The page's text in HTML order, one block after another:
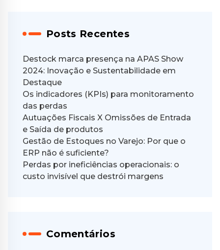
Posts Recentes
Destock marca presença na APAS Show
2024: Inovação e Sustentabilidade em
Destaque
Os indicadores (KPIs) para monitoramento
das perdas
Autuações Fiscais X Omissões de Entrada
e Saída de produtos
Gestão de Estoques no Varejo: Por que o
ERP não é suficiente?
Perdas por ineficiências operacionais: o
custo invisível que destrói margens
Comentários